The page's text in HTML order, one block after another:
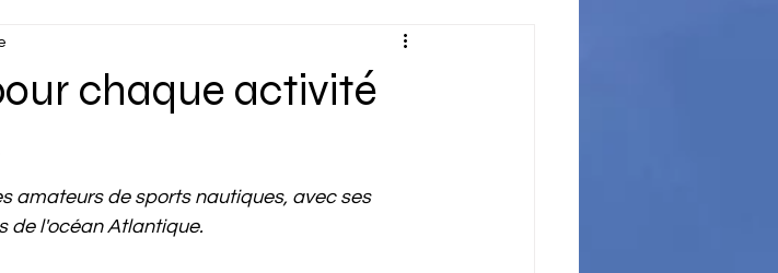
chaque activité
amateurs de sports nautiques, avec ses
de l'océan Atlantique.